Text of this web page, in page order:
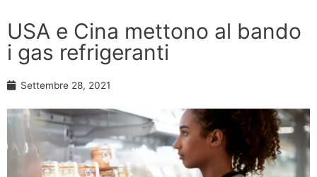
USA e Cina mettono al bando
i gas refrigeranti
Settembre 28, 2021